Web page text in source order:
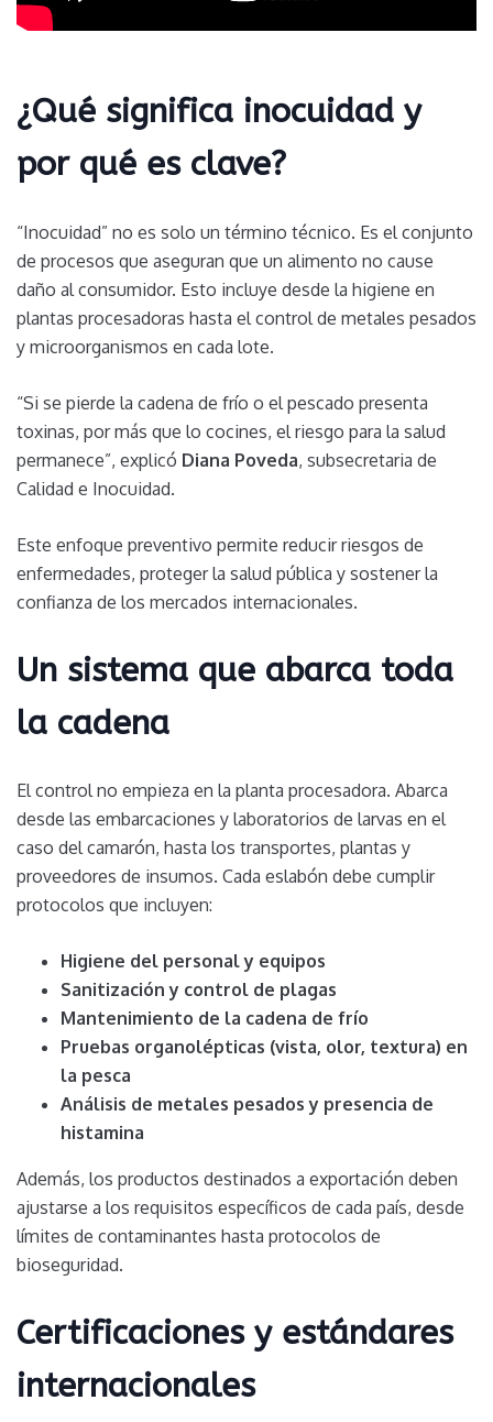
¿Qué significa inocuidad y
por qué es clave?
“Inocuidad” no es solo un término técnico. Es el conjunto
de procesos que aseguran que un alimento no cause
daño al consumidor. Esto incluye desde la higiene en
plantas procesadoras hasta el control de metales pesados
y microorganismos en cada lote.
“Si se pierde la cadena de frío o el pescado presenta
toxinas, por más que lo cocines, el riesgo para la salud
permanece”, explicó Diana Poveda, subsecretaria de
Calidad e Inocuidad.
Este enfoque preventivo permite reducir riesgos de
enfermedades, proteger la salud pública y sostener la
confianza de los mercados internacionales.
Un sistema que abarca toda
la cadena
El control no empieza en la planta procesadora. Abarca
desde las embarcaciones y laboratorios de larvas en el
caso del camarón, hasta los transportes, plantas y
proveedores de insumos. Cada eslabón debe cumplir
protocolos que incluyen:
Higiene del personal y equipos
Sanitización y control de plagas
Mantenimiento de la cadena de frío
Pruebas organolépticas (vista, olor, textura) en
la pesca
Análisis de metales pesados y presencia de
histamina
Además, los productos destinados a exportación deben
ajustarse a los requisitos específicos de cada país, desde
límites de contaminantes hasta protocolos de
bioseguridad.
Certificaciones y estándares
internacionales